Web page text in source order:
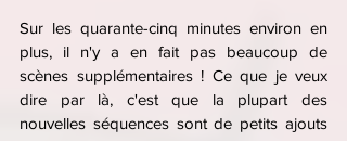
Sur les quarante-cinq minutes environ en
plus, il n'y a en fait pas beaucoup de
scènes supplémentaires ! Ce que je veux
dire par là, c'est que la plupart des
nouvelles séquences sont de petits ajouts